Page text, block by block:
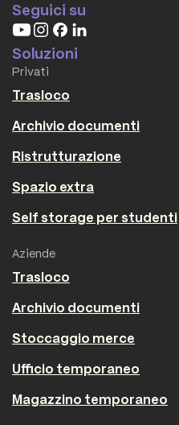
Seguici su
Soluzioni
Privati
Trasloco
Archivio documenti
Ristrutturazione
Spazio extra
Self storage per studenti
Aziende
Trasloco
Archivio documenti
Stoccaggio merce
Ufficio temporaneo
Magazzino temporaneo